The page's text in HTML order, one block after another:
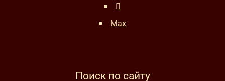
Max
Поиск по сайту